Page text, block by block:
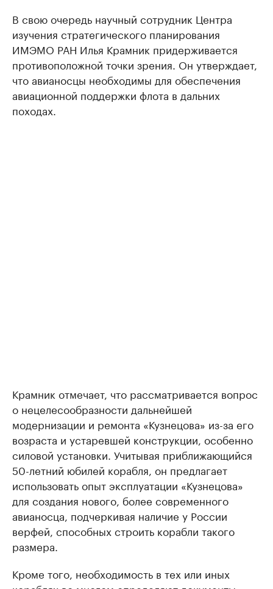
В свою очередь научный сотрудник Центра
изучения стратегического планирования
ИМЭМО РАН Илья Крамник придерживается
противоположной точки зрения. Он утверждает,
что авианосцы необходимы для обеспечения
авиационной поддержки флота в дальних
походах.
Крамник отмечает, что рассматривается вопрос
о нецелесообразности дальнейшей
модернизации и ремонта «Кузнецова» из-за его
возраста и устаревшей конструкции, особенно
силовой установки. Учитывая приближающийся
50-летний юбилей корабля, он предлагает
использовать опыт эксплуатации «Кузнецова»
для создания нового, более современного
авианосца, подчеркивая наличие у России
верфей, способных строить корабли такого
размера.
Кроме того, необходимость в тех или иных